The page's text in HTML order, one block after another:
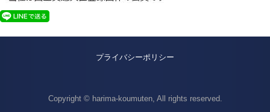
プライバシーポリシー
Copyright © harima-koumuten, All rights reserved.